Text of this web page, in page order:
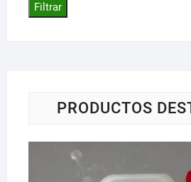
Filtrar
PRODUCTOS